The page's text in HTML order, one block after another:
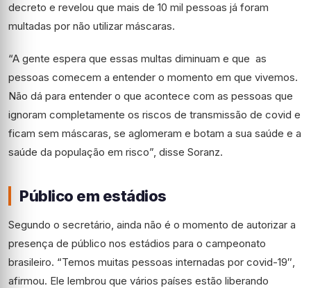
decreto e revelou que mais de 10 mil pessoas já foram
multadas por não utilizar máscaras.
“A gente espera que essas multas diminuam e que as
pessoas comecem a entender o momento em que vivemos.
Não dá para entender o que acontece com as pessoas que
ignoram completamente os riscos de transmissão de covid e
ficam sem máscaras, se aglomeram e botam a sua saúde e a
saúde da população em risco”, disse Soranz.
Público em estádios
Segundo o secretário, ainda não é o momento de autorizar a
presença de público nos estádios para o campeonato
brasileiro. “Temos muitas pessoas internadas por covid-19″,
afirmou. Ele lembrou que vários países estão liberando